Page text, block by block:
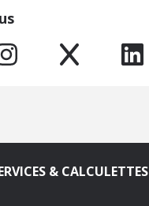
& CALCULETTES